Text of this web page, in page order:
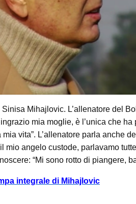
Mihajlovic. L’allenatore del
mia moglie, è l’unica che
vita”. L’allenatore parla anche
mio angelo custode, parlavamo
“Mi sono rotto di piangere,
integrale di Mihajlovic